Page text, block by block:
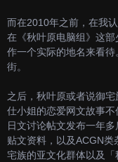
而在2010年之前，在我
在《秋叶原电脑组》这
作一个实际的地名来看
街。
之后，秋叶原或者说御
仕小姐的恋爱网文故事
日文讨论帖文发布一年
贴文资料，以及ACGN
宅族的亚文化群体以及「